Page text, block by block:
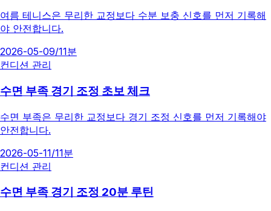
여름 테니스은 무리한 교정보다 수분 보충 신호를 먼저 기록해
야 안전합니다.
2026-05-09/11분
컨디션 관리
수면 부족 경기 조정 초보 체크
수면 부족은 무리한 교정보다 경기 조정 신호를 먼저 기록해야
안전합니다.
2026-05-11/11분
컨디션 관리
수면 부족 경기 조정 20분 루틴